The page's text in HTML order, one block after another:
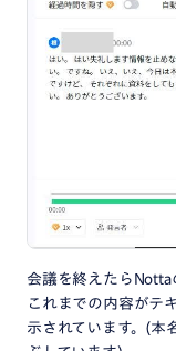
会議を終えたらNotta
これまでの内容がテ
示されています。(本